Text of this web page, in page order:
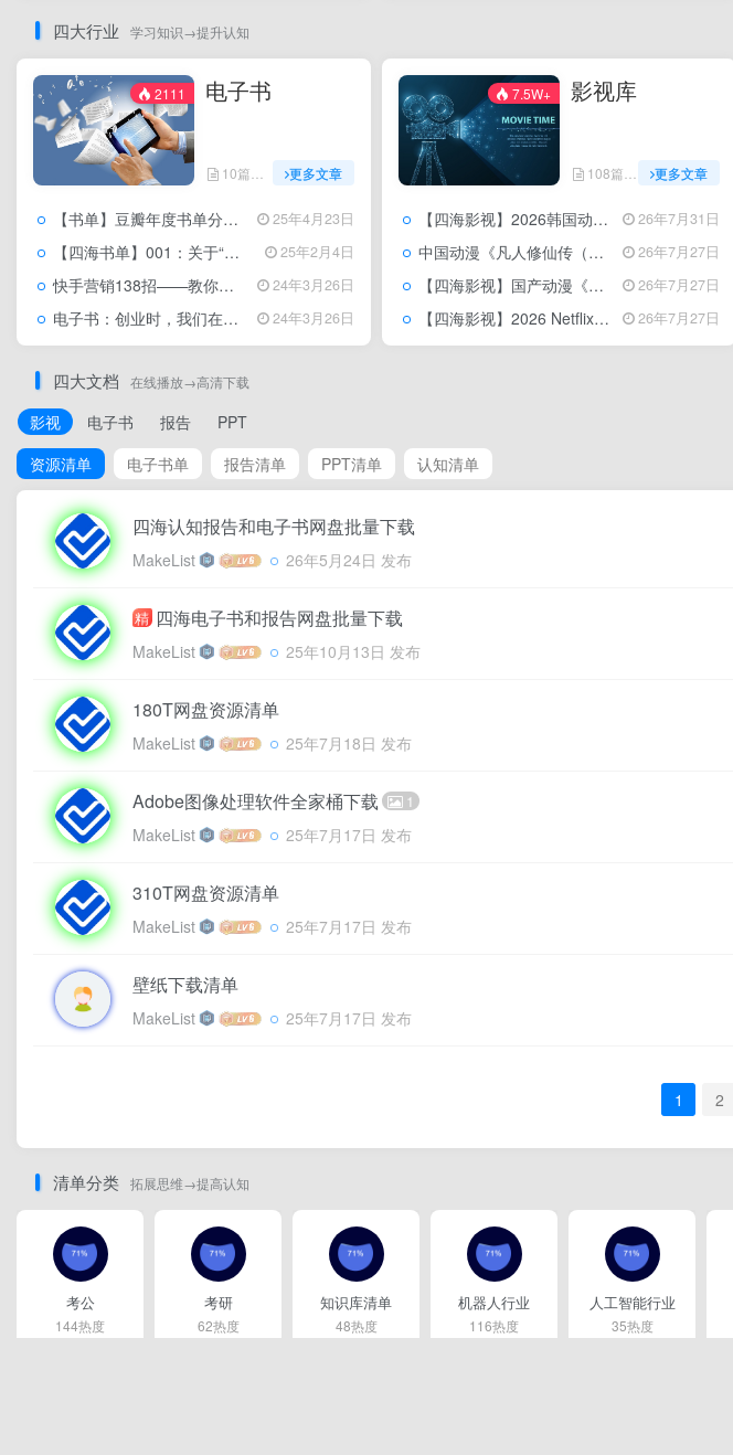
四大行业 学习知识→提升认知
2111 电子书
10篇文章 更多文章
【书单】豆瓣年度书单分类排行榜（2015~2024年）下载 25年4月23日
【四海书单】001：关于“认知”的30本电子书在线阅读和下载 25年2月4日
快手营销138招——教你玩赚快手 24年3月26日
电子书：创业时，我们在知乎聊什么：中国最强大互联网创业者首次给“创业”一个答案 24年3月26日
7.5W+ 影视库
108篇文章 更多文章
【四海影视】2026韩国动作片《杀人者的购物中心2》更新至第4集 26年7月31日
中国动漫《凡人修仙传（动画版）》高清下载–更新至2026年番第184集（每周持续更新） 26年7月27日
【四海影视】国产动漫《仙逆》 年番2026 高清下载（更新至151集）每周持续更新 26年7月27日
【四海影视】2026 Netflix动作韩剧《金特务：本色回归》更新至全10集 26年7月27日
四大文档 在线播放→高清下载
影视 电子书 报告
PPT
资源清单
电子书单 报告清单 PPT清单 认知清单
四海认知报告和电子书网盘批量下载
MakeList 26年5月24日 发布
精 四海电子书和报告网盘批量下载
MakeList 25年10月13日 发布
180T网盘资源清单
MakeList 25年7月18日 发布
Adobe图像处理软件全家桶下载 1
MakeList 25年7月17日 发布
310T网盘资源清单
MakeList 25年7月17日 发布
壁纸下载清单
MakeList 25年7月17日 发布
1 2
清单分类 拓展思维→提高认知
考公
144热度
考研
62热度
知识库清单
48热度
机器人行业
116热度
人工智能行业
35热度